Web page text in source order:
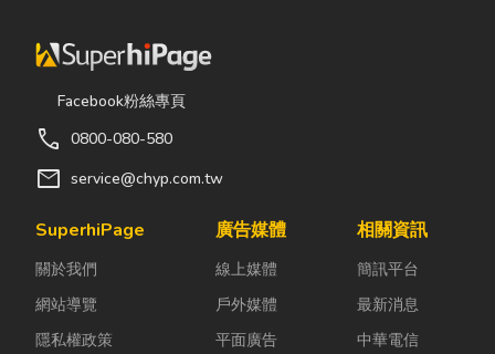
Facebook粉絲專頁
call 0800-080-580
mail service@chyp.com.tw
SuperhiPage
關於我們
網站導覽
隱私權政策
廣告媒體
線上媒體
戶外媒體
平面廣告
相關資訊
簡訊平台
最新消息
中華電信